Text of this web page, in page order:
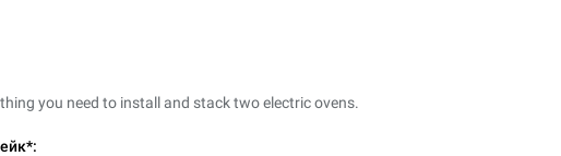
you need to install and stack two electric ovens.